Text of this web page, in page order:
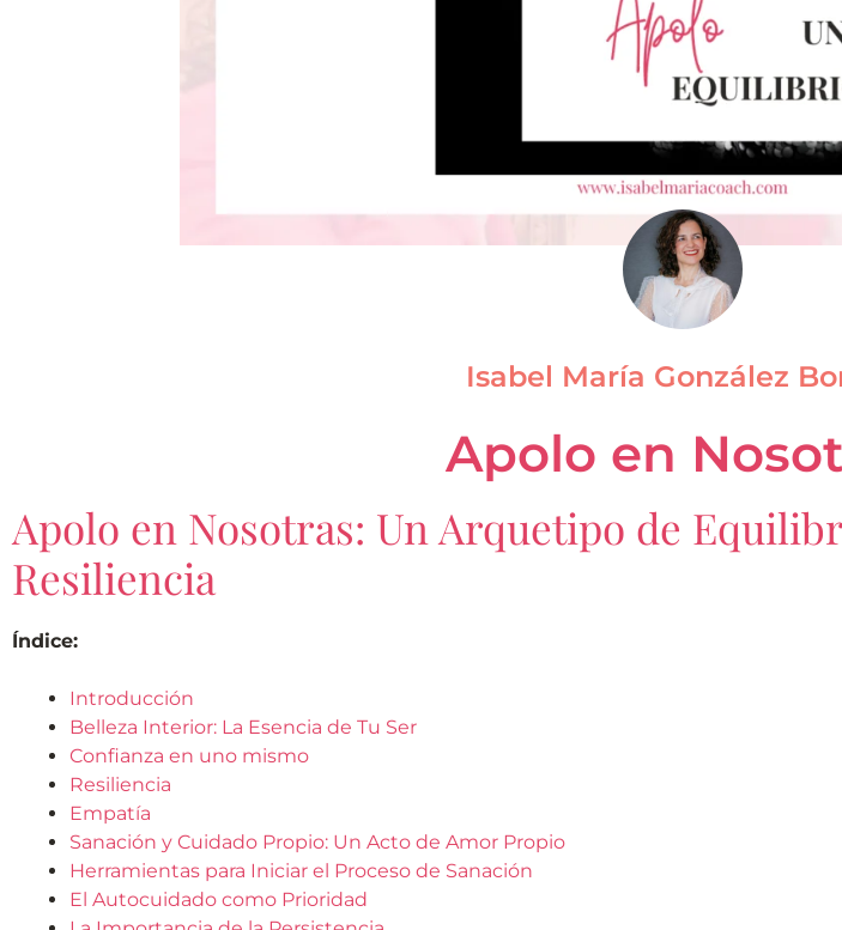
Isabel María González
Apolo en
Apolo en Nosotras: Un Arquetipo de
Resiliencia
Índice:
Introducción
Belleza Interior: La Esencia de Tu Ser
Confianza en uno mismo
Resiliencia
Empatía
Sanación y Cuidado Propio: Un Acto de Amor Propio
Herramientas para Iniciar el Proceso de Sanación
El Autocuidado como Prioridad